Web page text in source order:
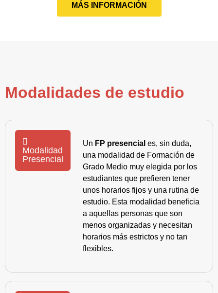
MÁS INFORMACIÓN
Modalidades de estudio
Modalidad
Presencial
Un FP presencial es, sin duda,
una modalidad de Formación de
Grado Medio muy elegida por los
estudiantes que prefieren tener
unos horarios fijos y una rutina de
estudio. Esta modalidad beneficia
a aquellas personas que son
menos organizadas y necesitan
horarios más estrictos y no tan
flexibles.